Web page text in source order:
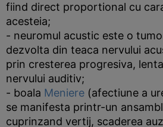
fiind direct proportional cu
acesteia;
- neuromul acustic este o
dezvolta din teaca nervului
prin cresterea progresiva,
nervului auditiv;
- boala Meniere (afectiune a
se manifesta printr-un
cuprinzand vertij, scaderea